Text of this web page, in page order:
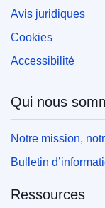
Avis juridiques
Cookies
Accessibilité
Qui nous
Notre mission,
Bulletin
Ressources